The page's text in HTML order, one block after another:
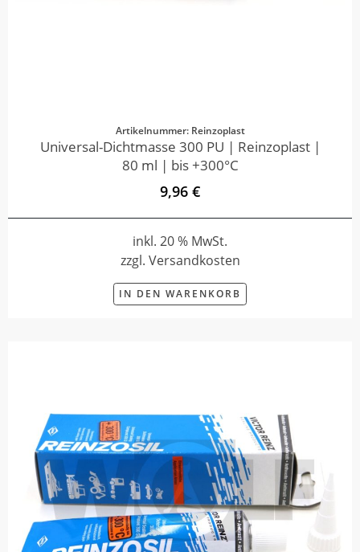
Artikelnummer: Reinzoplast
Universal-Dichtmasse 300 PU | Reinzoplast |
80 ml | bis +300°C
9,96 €
inkl. 20 % MwSt.
zzgl. Versandkosten
IN DEN WARENKORB